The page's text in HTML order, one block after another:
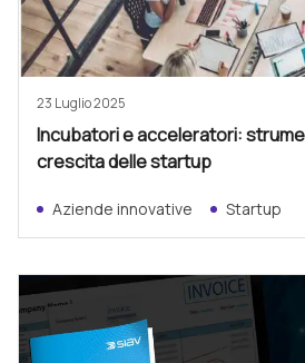
23 Luglio 2025
Incubatori e acceleratori:
crescita delle startup
Aziende innovative Startup